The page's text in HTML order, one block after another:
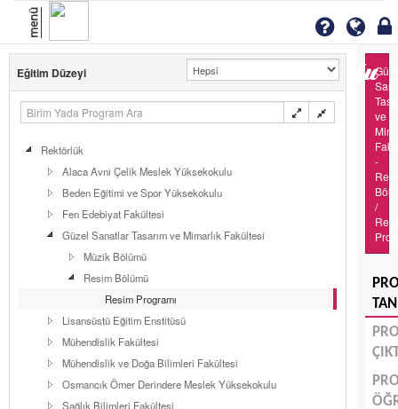
menü
Eğitim Düzeyi
Rektörlük
Alaca Avni Çelik Meslek Yüksekokulu
Beden Eğitimi ve Spor Yüksekokulu
Fen Edebiyat Fakültesi
Güzel Sanatlar Tasarım ve Mimarlık Fakültesi
Müzik Bölümü
Resim Bölümü
Resim Programı
Lisansüstü Eğitim Enstitüsü
Mühendislik Fakültesi
Mühendislik ve Doğa Bilimleri Fakültesi
Osmancık Ömer Derindere Meslek Yüksekokulu
Sağlık Bilimleri Fakültesi
ve
-
/